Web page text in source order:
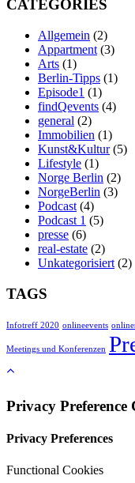
CATEGORIES
Allgemein (2)
Appartment (3)
Arts (1)
Berlin-Tipps (1)
Episode1 (1)
findQevents (4)
general (2)
Immobilien (1)
Kunst&Kultur(5)
Lifestyle (1)
Norge Berlin (2)
NorgeBerlin (3)
Podcast (4)
Podcast 1 (5)
presse (6)
real-estate (2)
Unkategorisiert (2)
TAGS
Infotreff 2020 onlineevents
Meetings und Konferenzen
Privacy Preference
Privacy Preferences
Functional Cookies